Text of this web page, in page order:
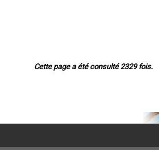
Cette page a été consulté 2329 fois.